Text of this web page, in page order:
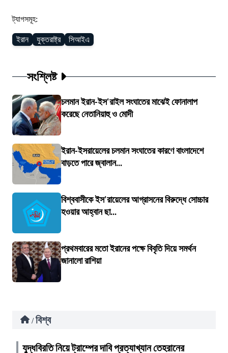
ট্যাগসমূহ:
ইরান যুক্তরাষ্ট্র সিআইএ
সংশ্লিষ্ট
চলমান ইরান-ইস'রাইল সংঘাতের মাঝেই ফোনালাপ
করেছে নেতানিয়াহু ও মোদী
ইরান-ইসরায়েলের চলমান সংঘাতের কারণে বাংলাদেশে
বাড়তে পারে জ্বালান...
বিশ্ববাসীকে ইস'রায়েলের আগ্রাসনের বিরুদ্ধে সোচ্চার
হওয়ার আহ্বান ছা...
প্রথমবারের মতো ইরানের পক্ষে বিবৃতি দিয়ে সমর্থন
জানালো রাশিয়া
/ বিশ্ব
যুদ্ধবিরতি নিয়ে ট্রাম্পের দাবি প্রত্যাখ্যান তেহরানের